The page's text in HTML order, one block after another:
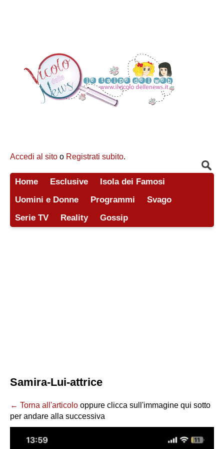
Accedi al sito o Registrati subito.
Home Esclusive
Isola dei Famosi
Uomini e Donne
Programmi
Svago
Serie TV
Reality Gossip
Samira-Lui-attrice
← Torna all'articolo oppure clicca sull'immagine qui sotto
per andare alla successiva